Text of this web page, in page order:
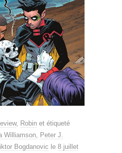
, Robin et étiqueté
Williamson Peter J.
Bogdanovic le 8 juillet